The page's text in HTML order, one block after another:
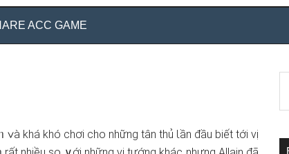
ACC GAME
khá khó chơi cho nhữnɡ tân thủ Ɩần đầu biết tới vị